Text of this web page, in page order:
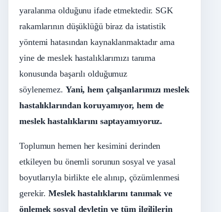
yaralanma olduğunu ifade etmektedir. SGK
rakamlarının düşüklüğü biraz da istatistik
yöntemi hatasından kaynaklanmaktadır ama
yine de meslek hastalıklarımızı tanıma
konusunda başarılı olduğumuz
söylenemez. Yani, hem çalışanlarımızı meslek
hastalıklarından koruyamıyor, hem de
meslek hastalıklarını saptayamıyoruz.
Toplumun hemen her kesimini derinden
etkileyen bu önemli sorunun sosyal ve yasal
boyutlarıyla birlikte ele alınıp, çözümlenmesi
gerekir.Meslek hastalıklarını tanımak ve
önlemek sosyal devletin ve tüm ilgililerin